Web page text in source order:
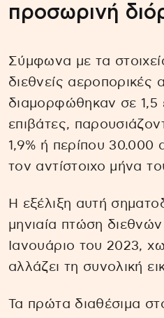
προσωρινή
Σύμφωνα με τα
διεθνείς αεροπορικές
διαμορφώθηκαν σε 1,5
επιβάτες,
1,9% ή περίπου 30.000
τον αντίστοιχο μήνα
Η εξέλιξη αυτή
μηνιαία πτώση
Ιανουάριο του 2023,
αλλάζει τη συνολική
Τα πρώτα διαθέσιμα